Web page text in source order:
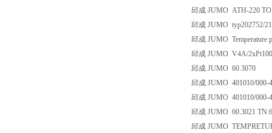
邱成 JUMO ATH-220 TO
邱成 JUMO typ202752/
邱成 JUMO Temperature
邱成 JUMO V4A/
邱成 JUMO 60.3070
邱成 JUMO 401010/000-
邱成 JUMO 401010/000-
邱成 JUMO 60.3021
邱成 JUMO